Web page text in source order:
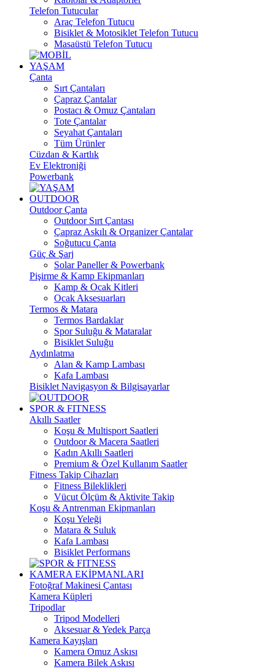
Telefon Tutucular
Araç Telefon Tutucu
Bisiklet & Motosiklet Telefon Tutucu
Masaüstü Telefon Tutucu
YAŞAM
Çanta
Sırt Çantaları
Çapraz Çantalar
Postacı & Omuz Çantaları
Tote Çantalar
Seyahat Çantaları
Tüm Ürünler
Cüzdan & Kartlık
Ev Elektroniği
Powerbank
OUTDOOR
Outdoor Çanta
Outdoor Sırt Çantası
Çapraz Askılı & Organizer Çantalar
Soğutucu Çanta
Güç & Şarj
Solar Paneller & Powerbank
Pişirme & Kamp Ekipmanları
Kamp & Ocak Kitleri
Ocak Aksesuarları
Termos & Matara
Termos Bardaklar
Spor Suluğu & Mataralar
Bisiklet Suluğu
Aydınlatma
Alan & Kamp Lambası
Kafa Lambası
Bisiklet Navigasyon & Bilgisayarlar
SPOR & FITNESS
Akıllı Saatler
Koşu & Multisport Saatleri
Outdoor & Macera Saatleri
Kadın Akıllı Saatleri
Premium & Özel Kullanım Saatler
Fitness Takip Cihazları
Fitness Bileklikleri
Vücut Ölçüm & Aktivite Takip
Koşu & Antrenman Ekipmanları
Koşu Yeleği
Matara & Suluk
Kafa Lambası
Bisiklet Performans
KAMERA EKİPMANLARI
Fotoğraf Makinesi Çantası
Kamera Küpleri
Tripodlar
Tripod Modelleri
Aksesuar & Yedek Parça
Kamera Kayışları
Kamera Omuz Askısı
Kamera Bilek Askısı